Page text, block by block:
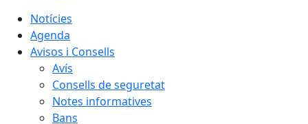
Notícies
Agenda
Avisos i Consells
Avís
Consells de seguretat
Notes informatives
Bans